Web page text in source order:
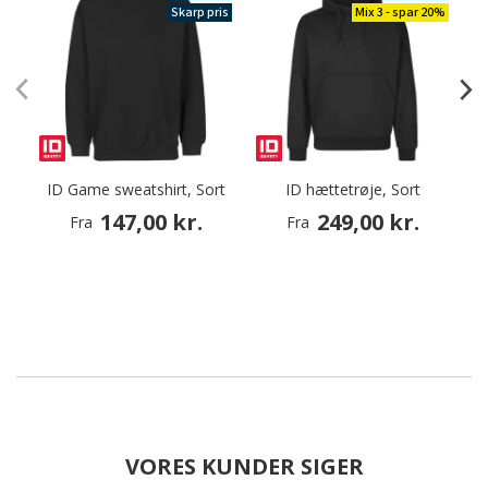
Skarp pris
ID Game sweatshirt, Sort
Fra 147,00 kr.
Mix 3 - spar 20%
ID hættetrøje, Sort
Fra 249,00 kr.
VORES KUNDER SIGER